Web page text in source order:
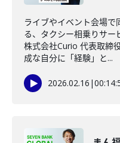
ライブやイベント会場
る、タクシー相乗りサ
株式会社Curio 代表取締
成な自分に「経験」と...
2026.02.16 |